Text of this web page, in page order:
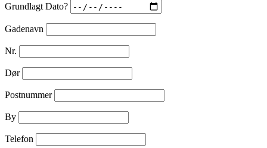
Grundlagt Dato?
Gadenavn
Nr.
Dør
Postnummer
By
Telefon